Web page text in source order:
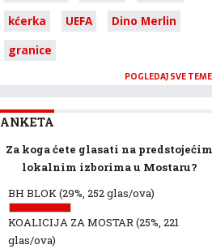
kćerka
UEFA
Dino Merlin
granice
POGLEDAJ SVE
ANKETA
Za koga ćete glasati na predstojećim
lokalnim izborima u Mostaru?
BH BLOK(29%, 252 glas/ova)
KOALICIJA ZA MOSTAR(25%, 221
glas/ova)